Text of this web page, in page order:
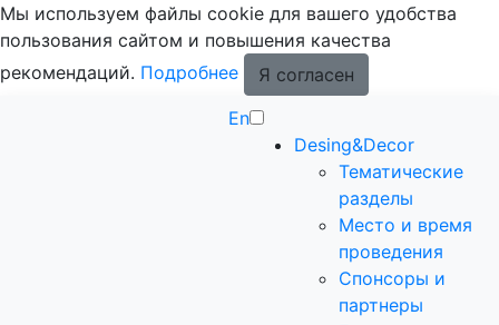
Мы используем файлы cookie для вашего удобства
пользования сайтом и повышения качества
рекомендаций. Подробнее
Я согласен
En
Desing&Decor
Тематические
разделы
Место и время
проведения
Спонсоры и
партнеры